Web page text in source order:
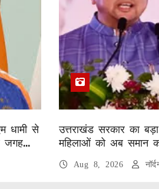
धामी से
जगह
उत्तराखंड सरकार का
महिलाओं को अब समान
Aug 8, 2026